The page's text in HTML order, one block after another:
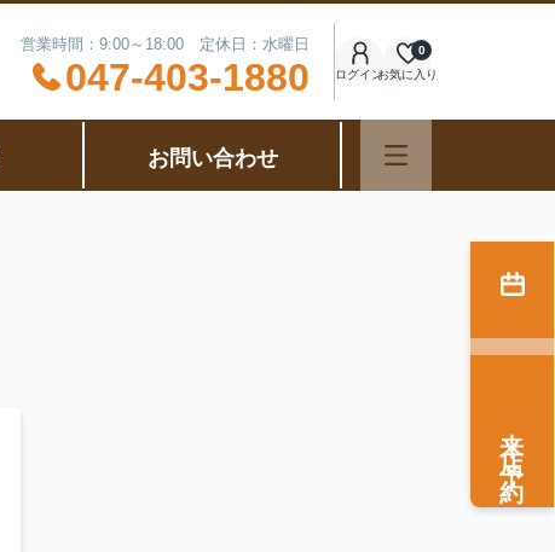
営業時間：9:00～18:00 定休日：水曜日
047-403-1880 ログインお気に入り
0
お問い合わせ
来店予約